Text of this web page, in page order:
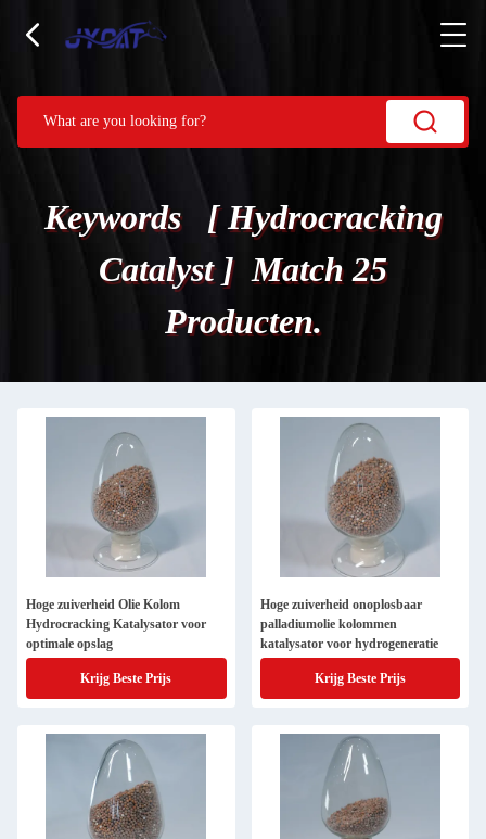
Keywords [ Hydrocracking
Catalyst ] Match 25
Producten.
Hoge zuiverheid Olie Kolom
Hydrocracking Katalysator voor
optimale opslag
Krijg Beste Prijs
Hoge zuiverheid onoplosbaar
palladiumolie kolommen
katalysator voor hydrogeneratie
Krijg Beste Prijs